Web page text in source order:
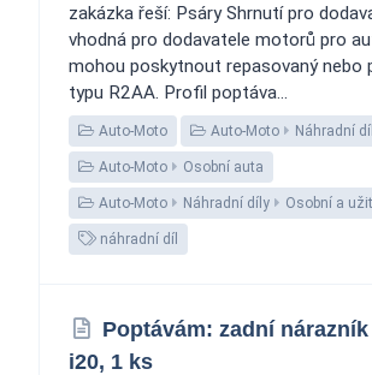
zakázka řeší: Psáry Shrnutí pro
vhodná pro dodavatele motorů pro
mohou poskytnout repasovaný nebo
typu R2AA. Profil poptáva...
Auto-Moto Auto-Moto Náhradní
Auto-Moto Osobní auta
Auto-Moto Náhradní díly Osobní a
náhradní díl
Poptávám: zadní
i20, 1 ks